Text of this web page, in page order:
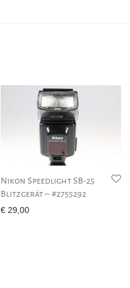
Nikon Speedlight SB-25
Blitzgerät – #2755292
€ 29,00